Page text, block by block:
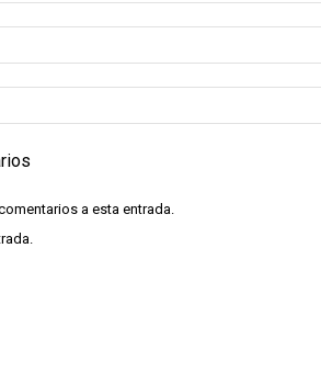
a esta entrada.